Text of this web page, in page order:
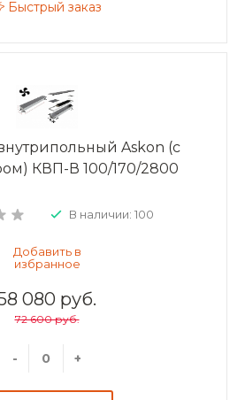
Быстрый заказ
Askon (с
КВП-В 100/170/2800
В наличии: 100
080 руб.
72 600 руб.
- +